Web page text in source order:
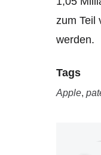
zum Teil
werden.
Tags
Apple,